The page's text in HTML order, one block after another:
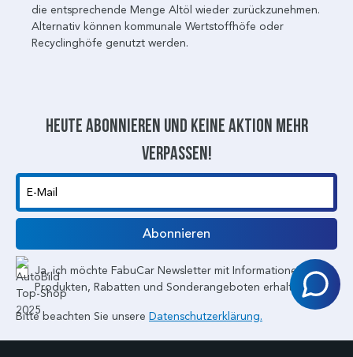
die entsprechende Menge Altöl wieder zurückzunehmen.
Alternativ können kommunale Wertstoffhöfe oder
Recyclinghöfe genutzt werden.
Heute abonnieren und keine aktion mehr
verpassen!
E-Mail
Abonnieren
Ja, ich möchte FabuCar Newsletter mit Informationen zu
Produkten, Rabatten und Sonderangeboten erhalten.
Bitte beachten Sie unsere Datenschutzerklärung.